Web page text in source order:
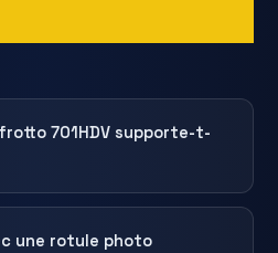
701HDV supporte-t-
une rotule photo